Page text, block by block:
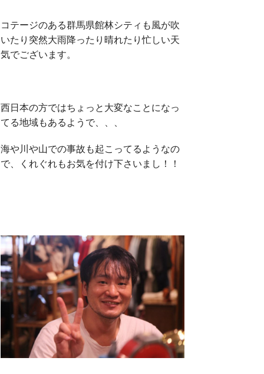
e
b
o
k
t e
コテージのある群馬県館林シティも風が吹
いたり突然大雨降ったり晴れたり忙しい天
気でございます。
西日本の方ではちょっと大変なことになっ
てる地域もあるようで、、、
海や川や山での事故も起こってるようなの
で、くれぐれもお気を付け下さいまし！！